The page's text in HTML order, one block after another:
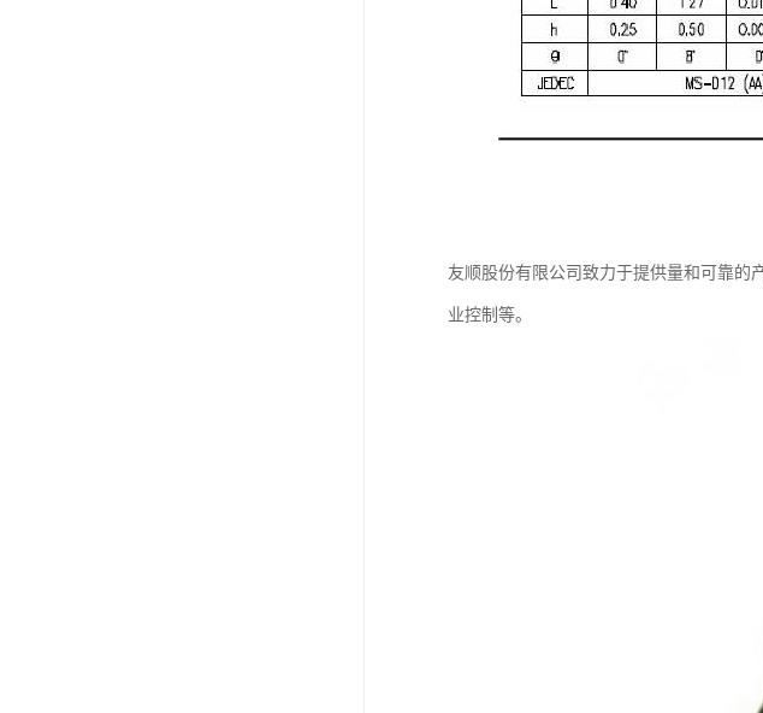
友顺股份有限公司致力于提供量和可靠的
业控制等。